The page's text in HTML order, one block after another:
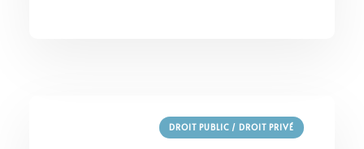
DROIT PUBLIC / DROIT PRIVÉ